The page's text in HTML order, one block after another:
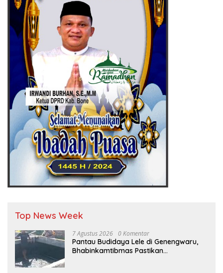
Top News Week
7 Agustus 2026 0 Komentar
Pantau Budidaya Lele di Genengwaru,
Bhabinkamtibmas Pastikan